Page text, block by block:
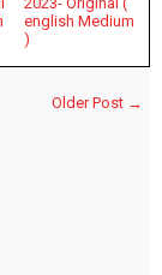
english Medium
)
Older Post →